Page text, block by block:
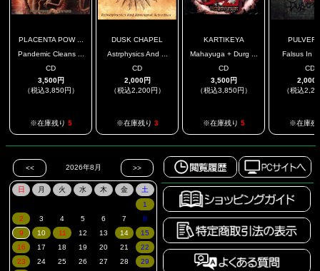
PLACENTA POW ...
Pandemic Cleans ...
CD
3,500円
（税込3,850円）
※在庫残り 5
DUSK CHAPEL
Astrphysics And ...
CD
2,000円
（税込2,200円）
※在庫残り 3
KARTIKEYA
Mahayuga + Durg ...
CD
3,500円
（税込3,850円）
※在庫残り 5
Falsus In
CD
2,000
（税込
※在庫残